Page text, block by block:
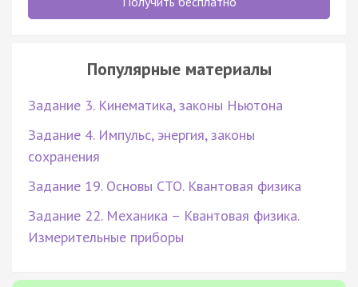
Популярные материалы
Задание 3. Кинематика, законы Ньютона
Задание 4. Импульс, энергия, законы
сохранения
Задание 19. Основы СТО. Квантовая физика
Задание 22. Механика – Квантовая физика.
Измерительные приборы